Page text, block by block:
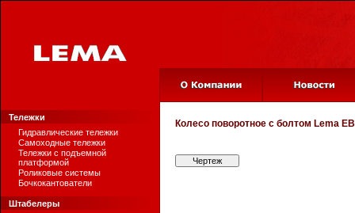
Тележки
Гидравлические тележки
Самоходные тележки
Тележки с подъемной
платформой
Роликовые системы
Бочкокантователи
Штабелеры
Колесо поворотное с болтом Lema
Чертеж